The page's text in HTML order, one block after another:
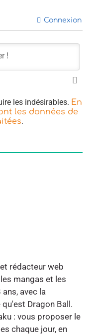
Connexion
les indésirables. En
les données de
.
rédacteur web
mangas et les
avec la
Dragon Ball.
: vous proposer le
chaque jour, en